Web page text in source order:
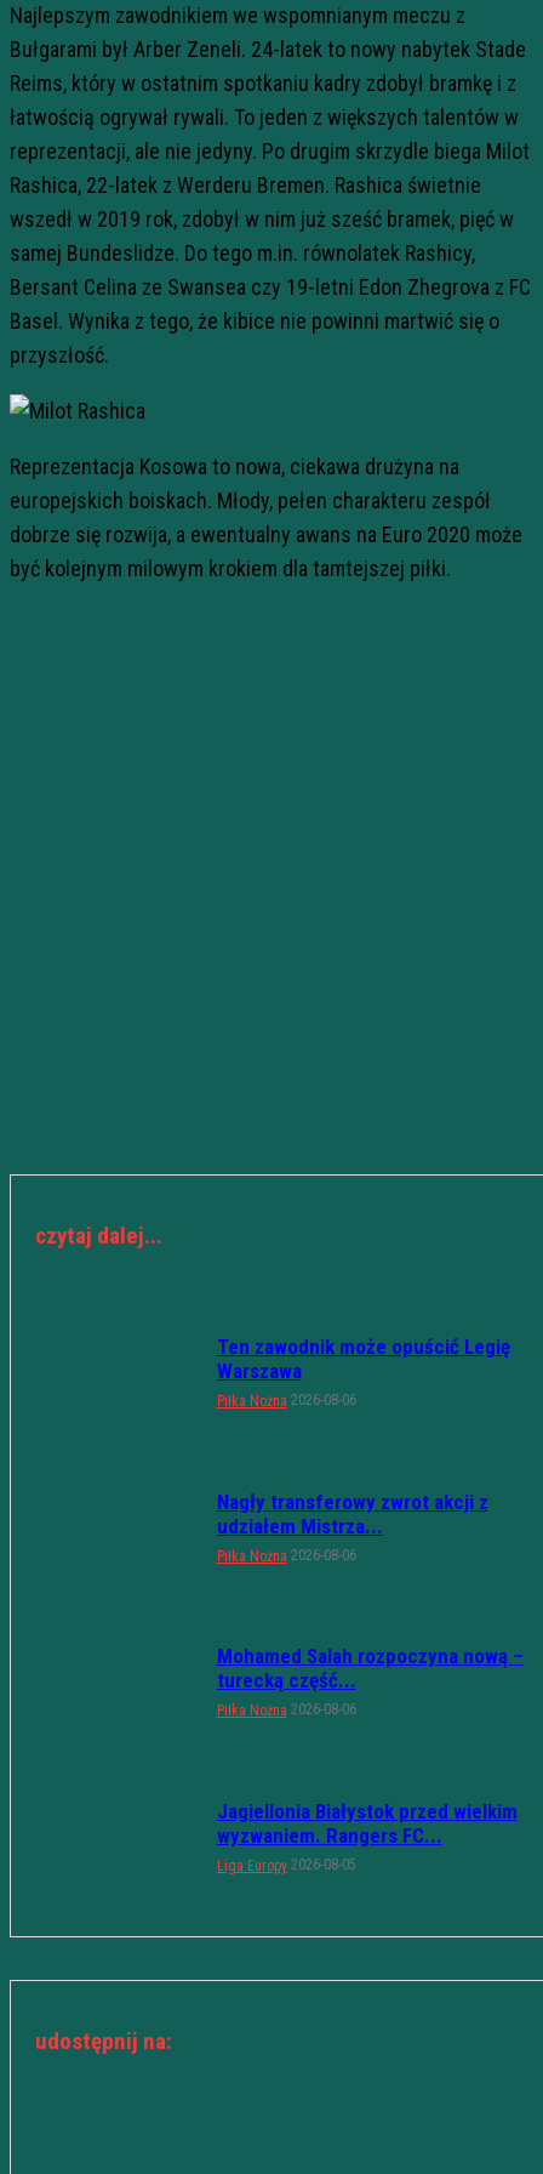
Najlepszym zawodnikiem we wspomnianym meczu z
Bułgarami był Arber Zeneli. 24-latek to nowy nabytek Stade
Reims, który w ostatnim spotkaniu kadry zdobył bramkę i z
łatwością ogrywał rywali. To jeden z większych talentów w
reprezentacji, ale nie jedyny. Po drugim skrzydle biega Milot
Rashica, 22-latek z Werderu Bremen. Rashica świetnie
wszedł w 2019 rok, zdobył w nim już sześć bramek, pięć w
samej Bundeslidze. Do tego m.in. równolatek Rashicy,
Bersant Celina ze Swansea czy 19-letni Edon Zhegrova z FC
Basel. Wynika z tego, że kibice nie powinni martwić się o
przyszłość.
Reprezentacja Kosowa to nowa, ciekawa drużyna na
europejskich boiskach. Młody, pełen charakteru zespół
dobrze się rozwija, a ewentualny awans na Euro 2020 może
być kolejnym milowym krokiem dla tamtejszej piłki.
czytaj dalej...
Ten zawodnik może opuścić Legię
Warszawa
Piłka Nożna 2026-08-06
Nagły transferowy zwrot akcji z
udziałem Mistrza...
Piłka Nożna 2026-08-06
Mohamed Salah rozpoczyna nową –
turecką część...
Piłka Nożna 2026-08-06
Jagiellonia Białystok przed wielkim
wyzwaniem. Rangers FC...
Liga Europy 2026-08-05
udostępnij na: